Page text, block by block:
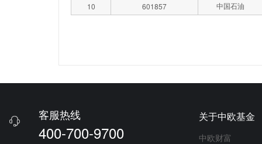
10
601857 中国石油
 客服热线
400-700-9700
关于中欧基金
中欧财富